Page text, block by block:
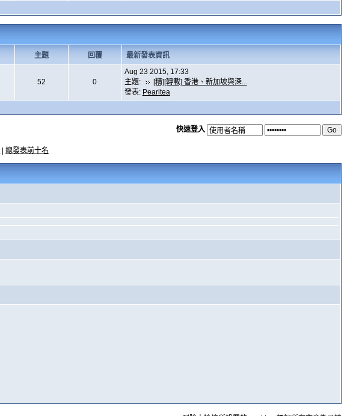
主題 回覆 最新發表資訊
52 0
Aug 23 2015, 17:33
主題:
[精][轉載] 香港、新加坡與深...
發表: Pearltea
快速登入
|總發表前十名